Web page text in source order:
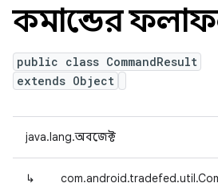
কমান্ডের
public class CommandResult
extends Object
java.lang.অবজেক্ট
↳